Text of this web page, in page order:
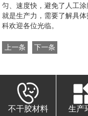
匀、速度快，避免了人工
就是生产力，需要了解具
科欢迎各位光临。
上一条 下一条
不干胶材料 生产